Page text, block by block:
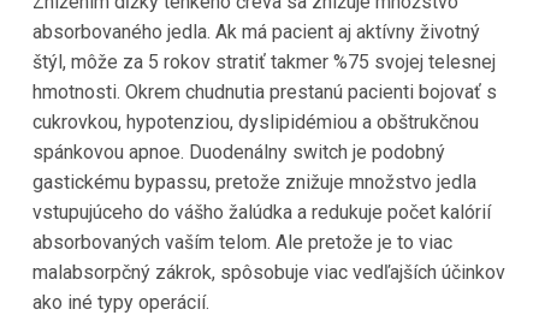
absorbovaného jedla. Ak má pacient aj aktívny životný
štýl, môže za 5 rokov stratiť takmer %75 svojej telesnej
hmotnosti. Okrem chudnutia prestanú pacienti bojovať s
cukrovkou, hypotenziou, dyslipidémiou a obštrukčnou
spánkovou apnoe. Duodenálny switch je podobný
gastickému bypassu, pretože znižuje množstvo jedla
vstupujúceho do vášho žalúdka a redukuje počet kalórií
absorbovaných vaším telom. Ale pretože je to viac
malabsorpčný zákrok, spôsobuje viac vedľajších účinkov
ako iné typy operácií.